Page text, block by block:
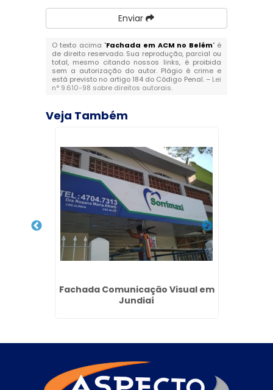
Enviar
O texto acima "Fachada em ACM no Belém" é
de direito reservado. Sua reprodução, parcial ou
total, mesmo citando nossos links, é proibida
sem a autorização do autor. Plágio é crime e
está previsto no artigo 184 do Código Penal. – Lei
n° 9.610-98 sobre direitos autorais.
Veja Também
Fachada Comunicação Visual em
Jundiaí